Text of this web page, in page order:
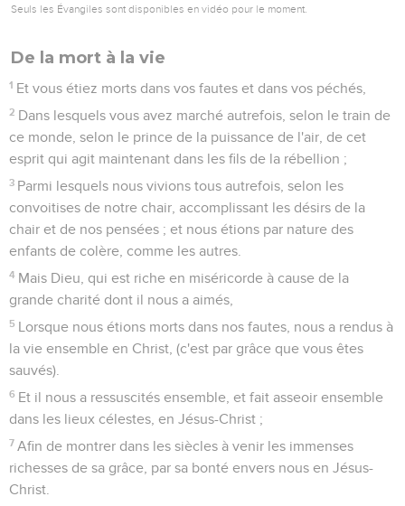
Seuls les Évangiles sont disponibles en vidéo pour le moment.
De la mort à la vie
1 Et vous étiez morts dans vos fautes et dans vos péchés,
2 Dans lesquels vous avez marché autrefois, selon le train de
ce monde, selon le prince de la puissance de l'air, de cet
esprit qui agit maintenant dans les fils de la rébellion ;
3 Parmi lesquels nous vivions tous autrefois, selon les
convoitises de notre chair, accomplissant les désirs de la
chair et de nos pensées ; et nous étions par nature des
enfants de colère, comme les autres.
4 Mais Dieu, qui est riche en miséricorde à cause de la
grande charité dont il nous a aimés,
5 Lorsque nous étions morts dans nos fautes, nous a rendus à
la vie ensemble en Christ, (c'est par grâce que vous êtes
sauvés).
6 Et il nous a ressuscités ensemble, et fait asseoir ensemble
dans les lieux célestes, en Jésus-Christ ;
7 Afin de montrer dans les siècles à venir les immenses
richesses de sa grâce, par sa bonté envers nous en Jésus-
Christ.